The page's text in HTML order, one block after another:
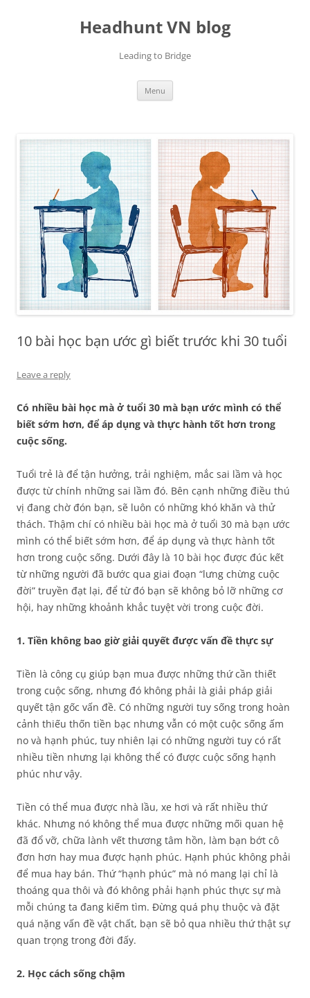
Headhunt VN blog
Leading to Bridge
Menu
10 bài học bạn ước gì biết trước khi 30 tuổi
Leave a reply
Có nhiều bài học mà ở tuổi 30 mà bạn ước mình có thể
biết sớm hơn, để áp dụng và thực hành tốt hơn trong
cuộc sống.
Tuổi trẻ là để tận hưởng, trải nghiệm, mắc sai lầm và học
được từ chính những sai lầm đó. Bên cạnh những điều thú
vị đang chờ đón bạn, sẽ luôn có những khó khăn và thử
thách. Thậm chí có nhiều bài học mà ở tuổi 30 mà bạn ước
mình có thể biết sớm hơn, để áp dụng và thực hành tốt
hơn trong cuộc sống. Dưới đây là 10 bài học được đúc kết
từ những người đã bước qua giai đoạn “lưng chừng cuộc
đời” truyền đạt lại, để từ đó bạn sẽ không bỏ lỡ những cơ
hội, hay những khoảnh khắc tuyệt vời trong cuộc đời.
1. Tiền không bao giờ giải quyết được vấn đề thực sự
Tiền là công cụ giúp bạn mua được những thứ cần thiết
trong cuộc sống, nhưng đó không phải là giải pháp giải
quyết tận gốc vấn đề. Có những người tuy sống trong hoàn
cảnh thiếu thốn tiền bạc nhưng vẫn có một cuộc sống ấm
no và hạnh phúc, tuy nhiên lại có những người tuy có rất
nhiều tiền nhưng lại không thể có được cuộc sống hạnh
phúc như vậy.
Tiền có thể mua được nhà lầu, xe hơi và rất nhiều thứ
khác. Nhưng nó không thể mua được những mối quan hệ
đã đổ vỡ, chữa lành vết thương tâm hồn, làm bạn bớt cô
đơn hơn hay mua được hạnh phúc. Hạnh phúc không phải
để mua hay bán. Thứ “hạnh phúc” mà nó mang lại chỉ là
thoáng qua thôi và đó không phải hạnh phúc thực sự mà
mỗi chúng ta đang kiếm tìm. Đừng quá phụ thuộc và đặt
quá nặng vấn đề vật chất, bạn sẽ bỏ qua nhiều thứ thật sự
quan trọng trong đời đấy.
2. Học cách sống chậm